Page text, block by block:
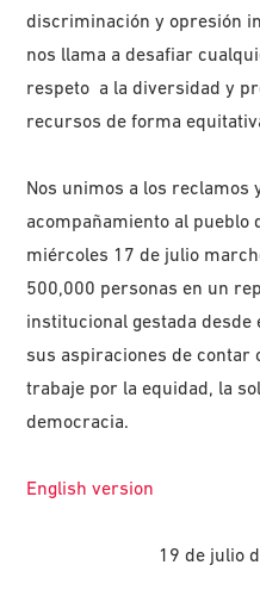
discriminación y opresión
nos llama a desafiar
respeto a la diversidad y
recursos de forma
Nos unimos a los
acompañamiento al pueblo
miércoles 17 de julio
500,000 personas en un
institucional gestada desde
sus aspiraciones de contar
trabaje por la equidad, la
democracia.
English version
19 de julio